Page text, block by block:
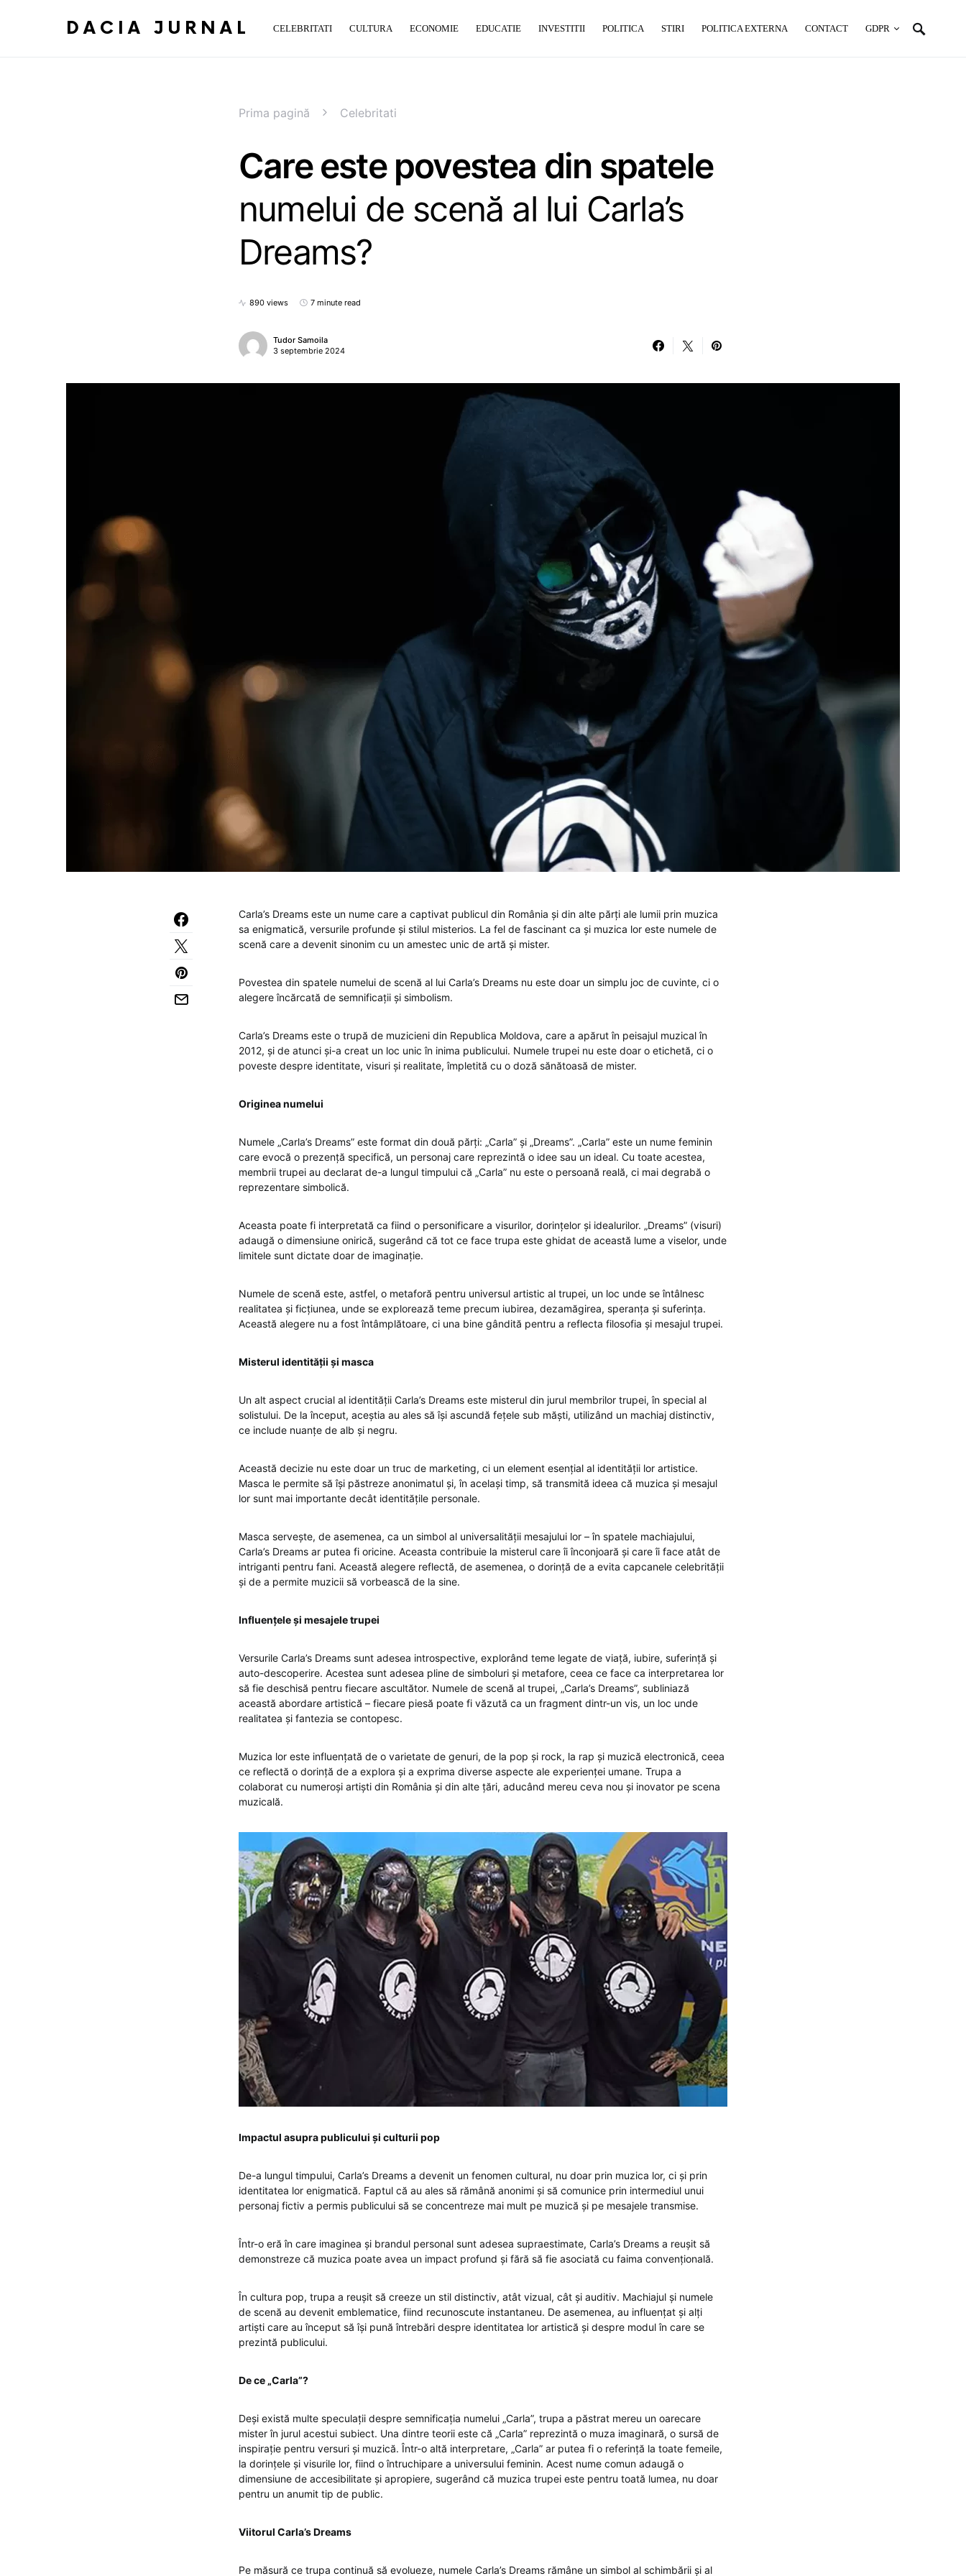
DACIA JURNAL CELEBRITATI CULTURA ECONOMIE EDUCATIE INVESTITII POLITICA STIRI POLITICA EXTERNA CONTACT GDPR
Prima pagină Celebritati
Care este povestea din spatele
numelui de scenă al lui Carla’s
Dreams?
890 views 7 minute read
Tudor Samoila
3 septembrie 2024
Carla’s Dreams este un nume care a captivat publicul din România și din alte părți ale lumii prin muzica
sa enigmatică, versurile profunde și stilul misterios. La fel de fascinant ca și muzica lor este numele de
scenă care a devenit sinonim cu un amestec unic de artă și mister.
Povestea din spatele numelui de scenă al lui Carla’s Dreams nu este doar un simplu joc de cuvinte, ci o
alegere încărcată de semnificații și simbolism.
Carla’s Dreams este o trupă de muzicieni din Republica Moldova, care a apărut în peisajul muzical în
2012, și de atunci și-a creat un loc unic în inima publicului. Numele trupei nu este doar o etichetă, ci o
poveste despre identitate, visuri și realitate, împletită cu o doză sănătoasă de mister.
Originea numelui
Numele „Carla’s Dreams” este format din două părți: „Carla” și „Dreams”. „Carla” este un nume feminin
care evocă o prezență specifică, un personaj care reprezintă o idee sau un ideal. Cu toate acestea,
membrii trupei au declarat de-a lungul timpului că „Carla” nu este o persoană reală, ci mai degrabă o
reprezentare simbolică.
Aceasta poate fi interpretată ca fiind o personificare a visurilor, dorințelor și idealurilor. „Dreams” (visuri)
adaugă o dimensiune onirică, sugerând că tot ce face trupa este ghidat de această lume a viselor, unde
limitele sunt dictate doar de imaginație.
Numele de scenă este, astfel, o metaforă pentru universul artistic al trupei, un loc unde se întâlnesc
realitatea și ficțiunea, unde se explorează teme precum iubirea, dezamăgirea, speranța și suferința.
Această alegere nu a fost întâmplătoare, ci una bine gândită pentru a reflecta filosofia și mesajul trupei.
Misterul identității și masca
Un alt aspect crucial al identității Carla’s Dreams este misterul din jurul membrilor trupei, în special al
solistului. De la început, aceștia au ales să își ascundă fețele sub măști, utilizând un machiaj distinctiv,
ce include nuanțe de alb și negru.
Această decizie nu este doar un truc de marketing, ci un element esențial al identității lor artistice.
Masca le permite să își păstreze anonimatul și, în același timp, să transmită ideea că muzica și mesajul
lor sunt mai importante decât identitățile personale.
Masca servește, de asemenea, ca un simbol al universalității mesajului lor – în spatele machiajului,
Carla’s Dreams ar putea fi oricine. Aceasta contribuie la misterul care îi înconjoară și care îi face atât de
intriganti pentru fani. Această alegere reflectă, de asemenea, o dorință de a evita capcanele celebrității
și de a permite muzicii să vorbească de la sine.
Influențele și mesajele trupei
Versurile Carla’s Dreams sunt adesea introspective, explorând teme legate de viață, iubire, suferință și
auto-descoperire. Acestea sunt adesea pline de simboluri și metafore, ceea ce face ca interpretarea lor
să fie deschisă pentru fiecare ascultător. Numele de scenă al trupei, „Carla’s Dreams”, subliniază
această abordare artistică – fiecare piesă poate fi văzută ca un fragment dintr-un vis, un loc unde
realitatea și fantezia se contopesc.
Muzica lor este influențată de o varietate de genuri, de la pop și rock, la rap și muzică electronică, ceea
ce reflectă o dorință de a explora și a exprima diverse aspecte ale experienței umane. Trupa a
colaborat cu numeroși artiști din România și din alte țări, aducând mereu ceva nou și inovator pe scena
muzicală.
Impactul asupra publicului și culturii pop
De-a lungul timpului, Carla’s Dreams a devenit un fenomen cultural, nu doar prin muzica lor, ci și prin
identitatea lor enigmatică. Faptul că au ales să rămână anonimi și să comunice prin intermediul unui
personaj fictiv a permis publicului să se concentreze mai mult pe muzică și pe mesajele transmise.
Într-o eră în care imaginea și brandul personal sunt adesea supraestimate, Carla’s Dreams a reușit să
demonstreze că muzica poate avea un impact profund și fără să fie asociată cu faima convențională.
În cultura pop, trupa a reușit să creeze un stil distinctiv, atât vizual, cât și auditiv. Machiajul și numele
de scenă au devenit emblematice, fiind recunoscute instantaneu. De asemenea, au influențat și alți
artiști care au început să își pună întrebări despre identitatea lor artistică și despre modul în care se
prezintă publicului.
De ce „Carla”?
Deși există multe speculații despre semnificația numelui „Carla”, trupa a păstrat mereu un oarecare
mister în jurul acestui subiect. Una dintre teorii este că „Carla” reprezintă o muza imaginară, o sursă de
inspirație pentru versuri și muzică. Într-o altă interpretare, „Carla” ar putea fi o referință la toate femeile,
la dorințele și visurile lor, fiind o întruchipare a universului feminin. Acest nume comun adaugă o
dimensiune de accesibilitate și apropiere, sugerând că muzica trupei este pentru toată lumea, nu doar
pentru un anumit tip de public.
Viitorul Carla’s Dreams
Pe măsură ce trupa continuă să evolueze, numele Carla’s Dreams rămâne un simbol al schimbării și al